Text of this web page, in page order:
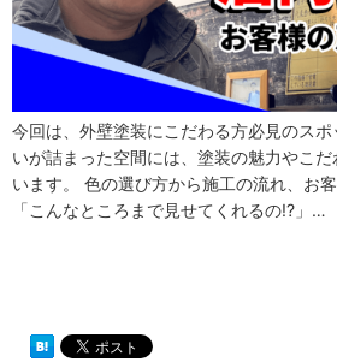
今回は、外壁塗装にこだわる方必見のス
いが詰まった空間には、塗装の魅力やこ
います。 色の選び方から施工の流れ、お
「こんなところまで見せてくれるの!?」…